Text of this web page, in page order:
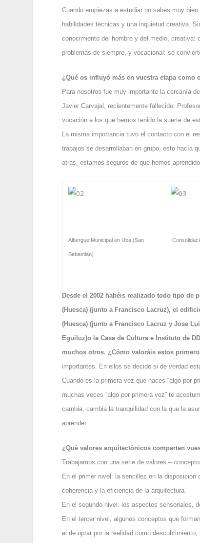
Cuando empiezas a estudiar no sabes muy
habilidades técnicas y una inquietud creativa.
conocimiento del hombre y del medio, creativa:
problemas de siempre, y vocacional: se
¿Qué os influyó más en vuestra etapa como
Para nosotros fue muy importante la cercanía
Javier Carvajal, recientemente fallecido.
vocación a los que hemos tenido la suerte de
La misma importancia tuvo el contacto con el
trabajos se desarrollaban en grupo, esto hacía
atrás, estamos seguros de que hemos
Albergue Municipal en Uba (San
Sebastián)
Desde el 2002 habéis realizado todo tipo de
(Huesca) (junto a Francisco Lacruz), el
(Huesca) (junto a Francisco Lacruz y Jose
Eguiluz)o la Casa de Cultura e Instituto de
muchos otros. ¿Cómo valoráis estos
importantes. En ellos se decide si de verdad
Cuando es la primera vez que haces “algo por
muchas veces “algo por primera vez” te
cambia, cambia la tranquilidad con la que la
aprender.
¿Qué valores arquitectónicos comparten
Trabajamos con una serie de valores –
En el primer nivel: la sencillez en la
coherencia y la eficiencia de la arquitectura.
En el segundo nivel: los aspectos sensoriales,
En el tercer nivel, algunos conceptos que
el de optar por la realidad como